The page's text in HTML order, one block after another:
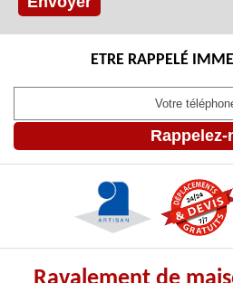
ETRE RAPPELÉ